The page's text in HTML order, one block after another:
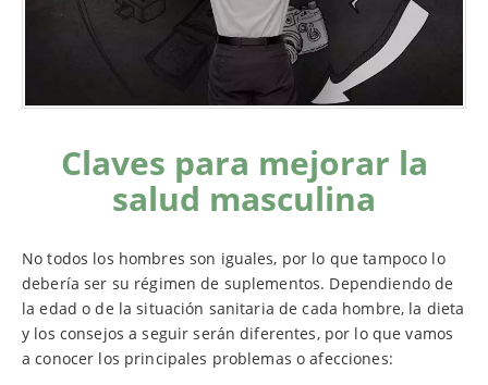
Claves para mejorar la
salud masculina
No todos los hombres son iguales, por lo que tampoco lo
debería ser su régimen de suplementos. Dependiendo de
la edad o de la situación sanitaria de cada hombre, la dieta
y los consejos a seguir serán diferentes, por lo que vamos
a conocer los principales problemas o afecciones: